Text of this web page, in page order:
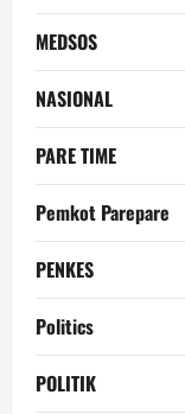
MEDSOS
NASIONAL
PARE TIME
Pemkot Parepare
PENKES
Politics
POLITIK